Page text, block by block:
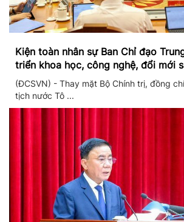
Kiện toàn nhân sự Ban Chỉ đạo
triển khoa học, công nghệ, đổi mới
chuyển đổi số
(ĐCSVN) - Thay mặt Bộ Chính trị, đồng
tịch nước Tô ...